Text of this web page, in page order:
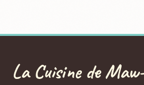
La Cuisine de